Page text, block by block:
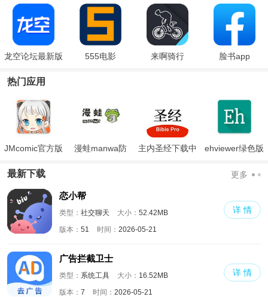
龙空论坛最新版 555电影 来啊骑行 脸书app
热门应用
JMcomic官方版
漫蛙manwa防
主内圣经下载中
ehviewer绿色版
最新下载 更多
恋小帮
类型： 社交聊天 大小： 52.42MB
版本： 51 时间： 2026-05-21
详 情
广告拦截卫士
类型： 系统工具 大小： 16.52MB
版本： 7 时间： 2026-05-21
详 情